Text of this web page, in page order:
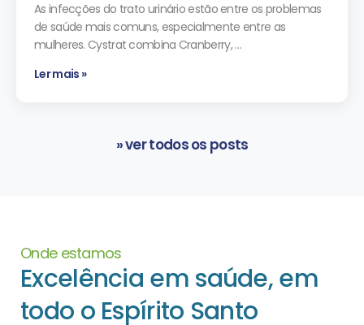
As infecções do trato urinário estão entre os problemas
de saúde mais comuns, especialmente entre as
mulheres. Cystrat combina Cranberry, …
Ler mais »
» ver todos os posts
Onde estamos
Excelência em saúde, em
todo o Espírito Santo